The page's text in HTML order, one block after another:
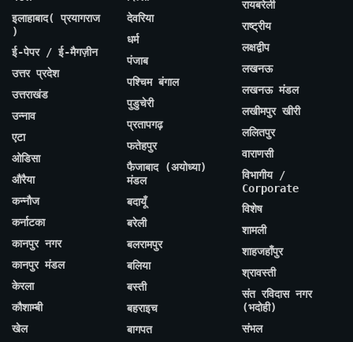
इलाहाबाद( प्रयागराज
)
ई-पेपर / ई-मैगज़ीन
उत्तर प्रदेश
उत्तराखंड
उन्नाव
एटा
ओडिसा
औरैया
कन्नौज
कर्नाटका
कानपुर नगर
कानपुर मंडल
केरला
कौशाम्बी
खेल
देवरिया
धर्म
पंजाब
पश्चिम बंगाल
पुडुचेरी
प्रतापगढ़
फतेहपुर
फैजाबाद (अयोध्या)
मंडल
बदायूँ
बरेली
बलरामपुर
बलिया
बस्ती
बहराइच
बागपत
रायबरेली
राष्ट्रीय
लक्षद्वीप
लखनऊ
लखनऊ मंडल
लखीमपुर खीरी
ललितपुर
वाराणसी
विभागीय /
Corporate
विशेष
शामली
शाहजहाँपुर
श्रावस्ती
संत रविदास नगर
(भदोही)
संभल